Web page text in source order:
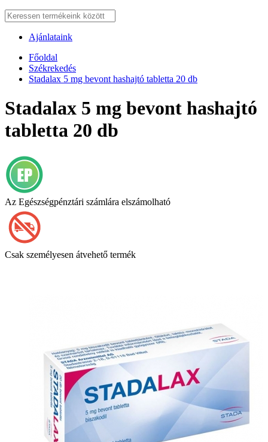
Ajánlataink
Főoldal
Székrekedés
Stadalax 5 mg bevont hashajtó tabletta 20 db
Stadalax 5 mg bevont hashajtó
tabletta 20 db
Az Egészségpénztári számlára elszámolható
Csak személyesen átvehető termék